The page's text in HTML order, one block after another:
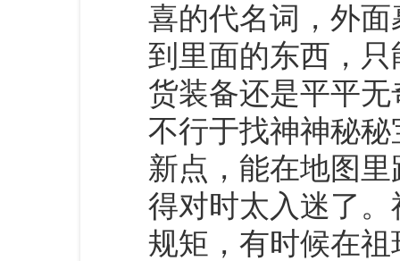
喜的代名词，外
到里面的东西，
货装备还是平平
不行于找神神秘
新点，能在地图
得对时太入迷了
规矩，有时候在